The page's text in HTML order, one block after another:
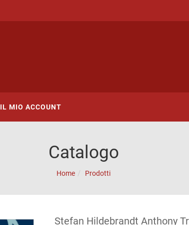
IL MIO ACCOUNT
Catalogo
Home Prodotti
Stefan Hildebrandt Anthony